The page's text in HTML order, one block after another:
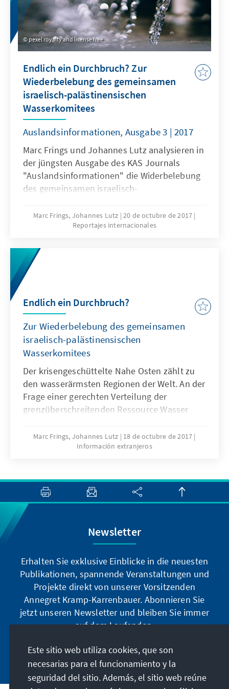
Impulse für die Fortführung des Projektes
gewinnen.
pexel royalty and license free
Endlich ein Durchbruch? Zur
Wiederbelebung des gemeinsamen
israelisch-palästinensischen
Wasserkomitees
Auslandsinformationen, Ausgabe 3 | 2017
Marc Frings und Johannes Lutz analysieren in
der jüngsten Ausgabe des KAS Journals
"Auslandsinformationen" die Widerbelebung
des gemeinsamen israelisch-
Marc Frings, Johannes Lutz 20 de octubre de 2017
Reportajes internacionales
Endlich ein Durchbruch?
Zur Wiederbelebung des gemeinsamen
israelisch-palästinensischen
Wasserkomitees
Der krisengeschüttelte Nahe Osten zählt zu
den wasserärmsten Regionen der Welt. An der
Frage einer gerechten Verteilung der
grenzüberschreitenden Ressource Wasser
Ungeklärte Wasserfragen erweisen sich auch
als Hemmnis für den Frieden zwischen
palästinensischen Wasserkomitees ist es nach
jahrelangem Stillstand zu einer Annäherung
im Wassersektor gekommen. Gelingt nun der
Marc Frings, Johannes Lutz
18 de octubre de 2017
Información extranjeros
Newsletter
Erhalten Sie exklusive Einblicke in die neuesten
Publikationen, spannende Veranstaltungen und
Projekte direkt von unserer Vorsitzenden
Annegret Kramp-Karrenbauer. Abonnieren Sie
jetzt unseren Newsletter und bleiben Sie immer
auf dem Laufenden.
Jetzt abonnieren
Este sitio web utiliza cookies, que son
necesarias para el funcionamiento y la
seguridad del sitio. Además, el sitio web reúne